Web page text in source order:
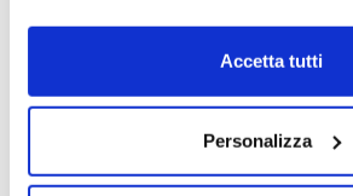
Accetta tutti
Personalizza
Gli ultimi articoli
Emilio Tomasini